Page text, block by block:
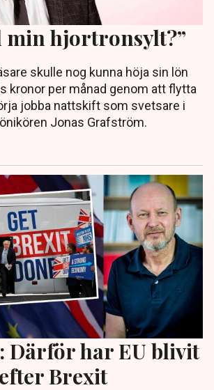
min hjortronsylt?”
skulle nog kunna höja sin lön
kronor per månad genom att flytta
jobba nattskift som svetsare i
Jonas Grafström.
Därför har EU blivit
Brexit